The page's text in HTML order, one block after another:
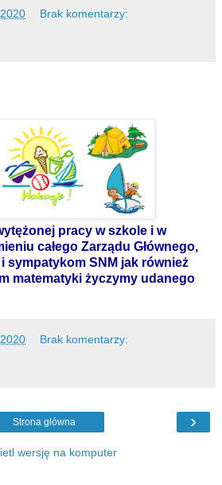
Brak komentarzy:
pracy w szkole i w
całego Zarządu Głównego,
sympatykom SNM jak również
matematyki życzymy udanego
Brak komentarzy:
›
Strona główna
wersję na komputer